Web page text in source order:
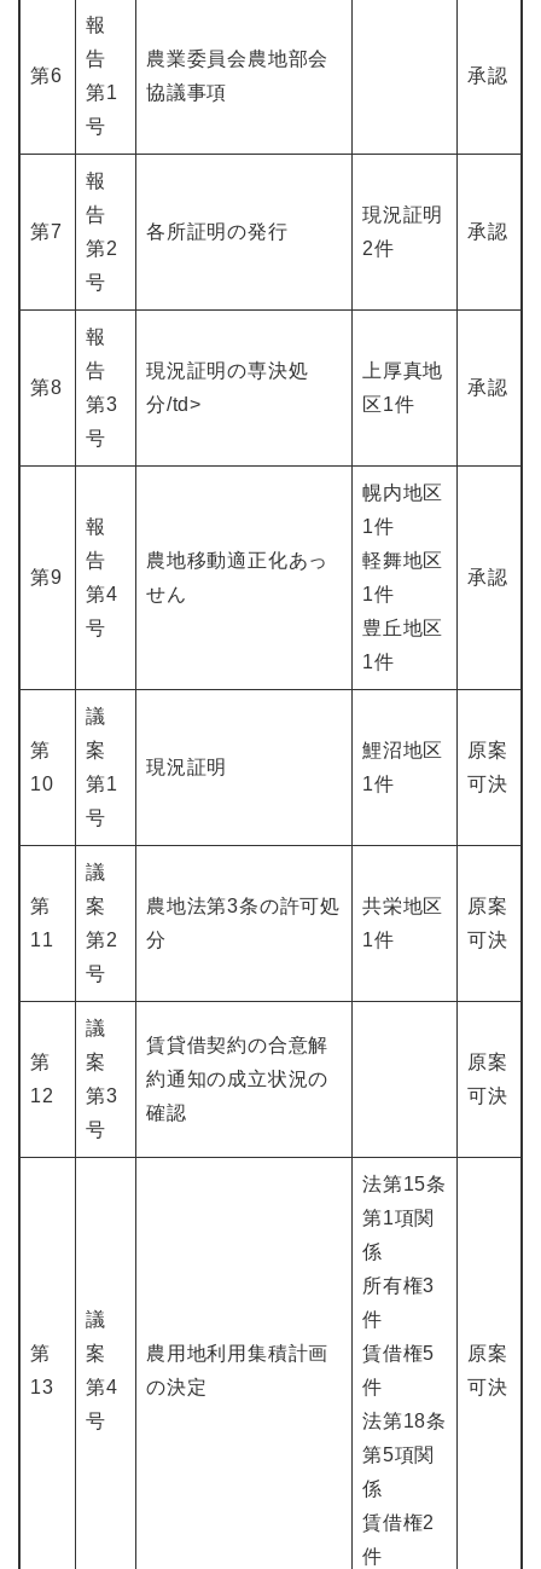
第6
報
告
第1
号
農業委員会農地部会
協議事項
承認
第7
報
告
第2
号
各所証明の発行
現況証明
2件
承認
第8
報
告
第3
号
現況証明の専決処
分/td>
上厚真地
区1件
承認
第9
報
告
第4
号
農地移動適正化あっ
せん
幌内地区
1件
軽舞地区
1件
豊丘地区
1件
承認
第
10
議
案
第1
号
現況証明
鯉沼地区
1件
原案
可決
第
11
議
案
第2
号
農地法第3条の許可処
分
共栄地区
1件
原案
可決
第
12
議
案
第3
号
賃貸借契約の合意解
約通知の成立状況の
確認
原案
可決
第
13
議
案
第4
号
農用地利用集積計画
の決定
法第15条
第1項関
係
所有権3
件
賃借権5
件
法第18条
第5項関
係
賃借権2
件
原案
可決